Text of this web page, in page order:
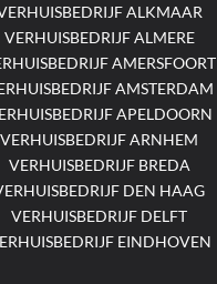
ALKMAAR
VERHUISBEDRIJF ALMERE
AMERSFOORT
AMSTERDAM
APELDOORN
VERHUISBEDRIJF ARNHEM
VERHUISBEDRIJF BREDA
DEN HAAG
VERHUISBEDRIJF DELFT
EINDHOVEN